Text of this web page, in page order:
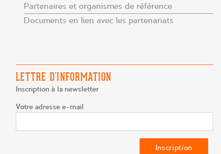
Partenaires et organismes de référence
Documents en lien avec les partenariats
LETTRE D’INFORMATION
Inscription à la newsletter
Votre adresse e-mail